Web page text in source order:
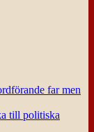
far men
till politiska